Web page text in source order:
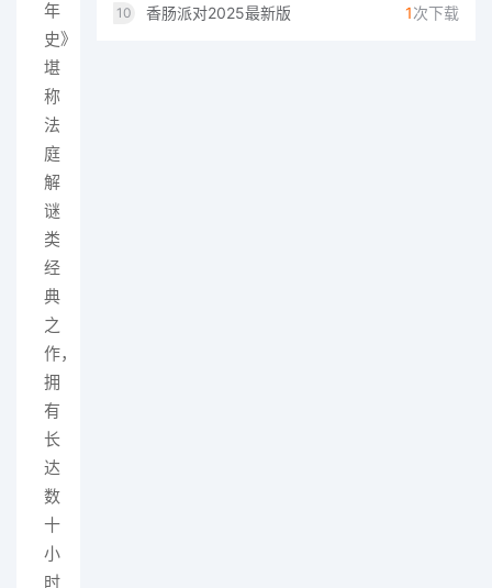
年
史》
堪
称
法
庭
解
谜
类
经
典
之
作，
拥
有
长
达
数
十
小
时
10 香肠派对2025最新版 1次下载